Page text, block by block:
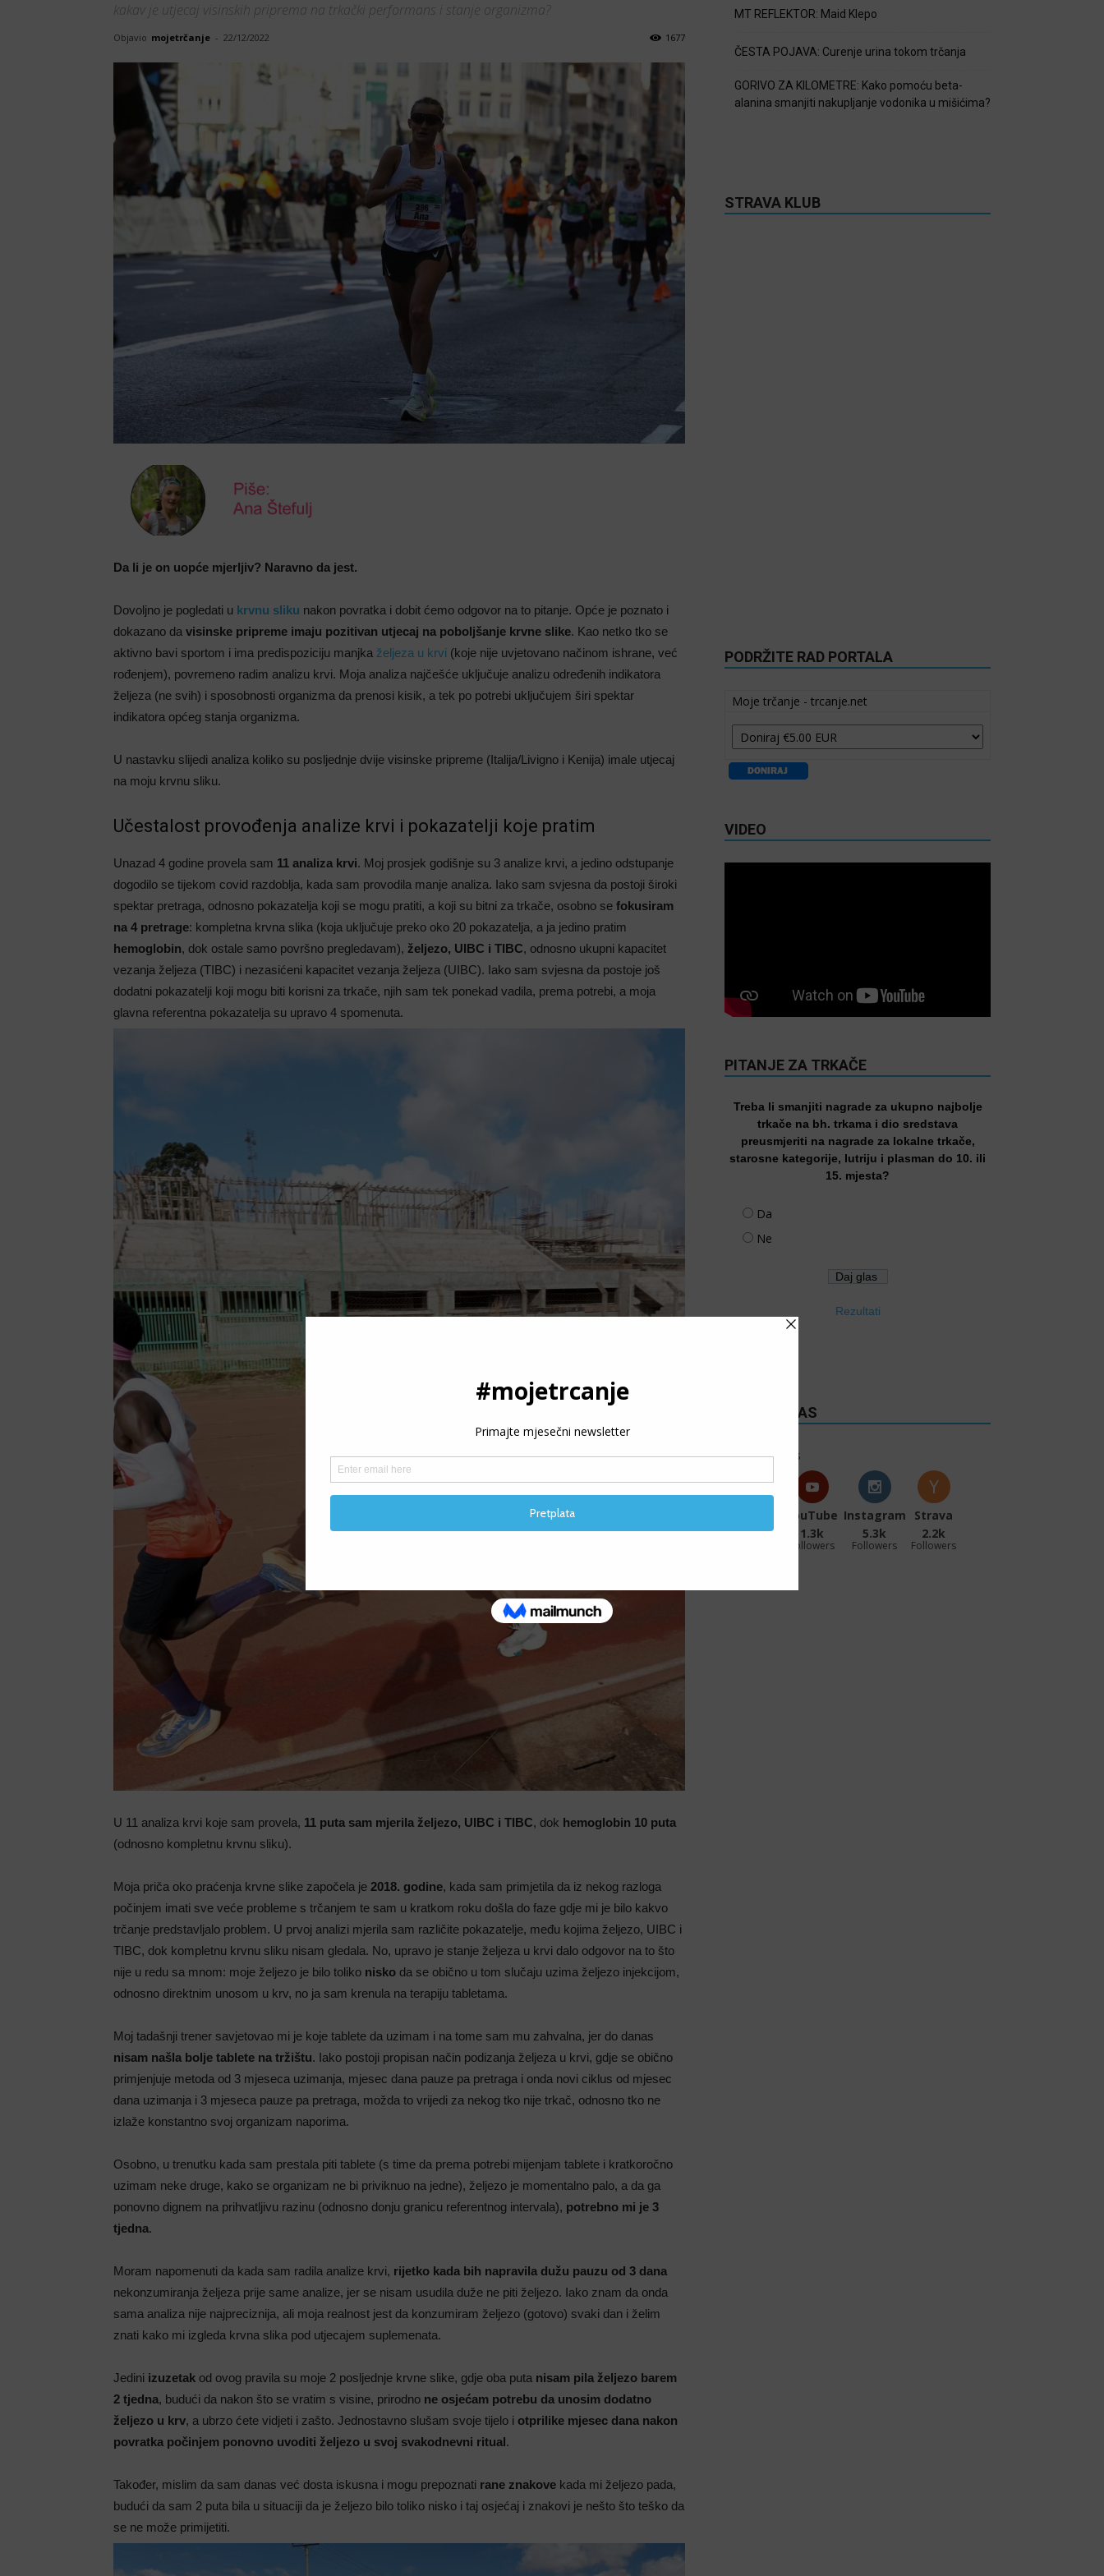
kakav je utjecaj visinskih priprema na trkački performans i stanje organizma?
Objavio mojetrčanje - 22/12/2022 1677
Da li je on uopće mjerljiv? Naravno da jest.
Dovoljno je pogledati u krvnu sliku nakon povratka i dobit ćemo odgovor na to pitanje. Opće je poznato i
dokazano da visinske pripreme imaju pozitivan utjecaj na poboljšanje krvne slike. Kao netko tko se
aktivno bavi sportom i ima predispoziciju manjka željeza u krvi (koje nije uvjetovano načinom ishrane, već
rođenjem), povremeno radim analizu krvi. Moja analiza najčešće uključuje analizu određenih indikatora
željeza (ne svih) i sposobnosti organizma da prenosi kisik, a tek po potrebi uključujem širi spektar
indikatora općeg stanja organizma.
U nastavku slijedi analiza koliko su posljednje dvije visinske pripreme (Italija/Livigno i Kenija) imale utjecaj
na moju krvnu sliku.
Učestalost provođenja analize krvi i pokazatelji koje pratim
Unazad 4 godine provela sam 11 analiza krvi. Moj prosjek godišnje su 3 analize krvi, a jedino odstupanje
dogodilo se tijekom covid razdoblja, kada sam provodila manje analiza. Iako sam svjesna da postoji široki
spektar pretraga, odnosno pokazatelja koji se mogu pratiti, a koji su bitni za trkače, osobno se fokusiram
na 4 pretrage: kompletna krvna slika (koja uključuje preko oko 20 pokazatelja, a ja jedino pratim
hemoglobin, dok ostale samo površno pregledavam), željezo, UIBC i TIBC, odnosno ukupni kapacitet
vezanja željeza (TIBC) i nezasićeni kapacitet vezanja željeza (UIBC). Iako sam svjesna da postoje još
dodatni pokazatelji koji mogu biti korisni za trkače, njih sam tek ponekad vadila, prema potrebi, a moja
glavna referentna pokazatelja su upravo 4 spomenuta.
U 11 analiza krvi koje sam provela, 11 puta sam mjerila željezo, UIBC i TIBC, dok hemoglobin 10 puta
(odnosno kompletnu krvnu sliku).
Moja priča oko praćenja krvne slike započela je 2018. godine, kada sam primjetila da iz nekog razloga
počinjem imati sve veće probleme s trčanjem te sam u kratkom roku došla do faze gdje mi je bilo kakvo
trčanje predstavljalo problem. U prvoj analizi mjerila sam različite pokazatelje, među kojima željezo, UIBC i
TIBC, dok kompletnu krvnu sliku nisam gledala. No, upravo je stanje željeza u krvi dalo odgovor na to što
nije u redu sa mnom: moje željezo je bilo toliko nisko da se obično u tom slučaju uzima željezo injekcijom,
odnosno direktnim unosom u krv, no ja sam krenula na terapiju tabletama.
Moj tadašnji trener savjetovao mi je koje tablete da uzimam i na tome sam mu zahvalna, jer do danas
nisam našla bolje tablete na tržištu. Iako postoji propisan način podizanja željeza u krvi, gdje se obično
primjenjuje metoda od 3 mjeseca uzimanja, mjesec dana pauze pa pretraga i onda novi ciklus od mjesec
dana uzimanja i 3 mjeseca pauze pa pretraga, možda to vrijedi za nekog tko nije trkač, odnosno tko ne
izlaže konstantno svoj organizam naporima.
Osobno, u trenutku kada sam prestala piti tablete (s time da prema potrebi mijenjam tablete i kratkoročno
uzimam neke druge, kako se organizam ne bi priviknuo na jedne), željezo je momentalno palo, a da ga
ponovno dignem na prihvatljivu razinu (odnosno donju granicu referentnog intervala), potrebno mi je 3
tjedna.
Moram napomenuti da kada sam radila analize krvi, rijetko kada bih napravila dužu pauzu od 3 dana
nekonzumiranja željeza prije same analize, jer se nisam usudila duže ne piti željezo. Iako znam da onda
sama analiza nije najpreciznija, ali moja realnost jest da konzumiram željezo (gotovo) svaki dan i želim
znati kako mi izgleda krvna slika pod utjecajem suplemenata.
Jedini izuzetak od ovog pravila su moje 2 posljednje krvne slike, gdje oba puta nisam pila željezo barem
2 tjedna, budući da nakon što se vratim s visine, prirodno ne osjećam potrebu da unosim dodatno
željezo u krv, a ubrzo ćete vidjeti i zašto. Jednostavno slušam svoje tijelo i otprilike mjesec dana nakon
povratka počinjem ponovno uvoditi željezo u svoj svakodnevni ritual.
Također, mislim da sam danas već dosta iskusna i mogu prepoznati rane znakove kada mi željezo pada,
budući da sam 2 puta bila u situaciji da je željezo bilo toliko nisko i taj osjećaj i znakovi je nešto što teško da
se ne može primijetiti.
MT REFLEKTOR: Maid Klepo
ČESTA POJAVA: Curenje urina tokom trčanja
GORIVO ZA KILOMETRE: Kako pomoću beta-
alanina smanjiti nakupljanje vodonika u mišićima?
STRAVA KLUB
PODRŽITE RAD PORTALA
Moje trčanje - trcanje.net
VIDEO
PITANJE ZA TRKAČE
Treba li smanjiti nagrade za ukupno najbolje
trkače na bh. trkama i dio sredstava
preusmjeriti na nagrade za lokalne trkače,
starosne kategorije, lutriju i plasman do 10. ili
15. mjesta?
Da
Ne
Rezultati
PRATITE NAS
36k Follows
27.1k
YouTube
1.3k
Followers
Instagram
5.3k
Followers
Strava
2.2k
Followers